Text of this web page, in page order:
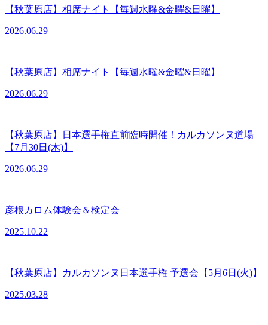
【秋葉原店】相席ナイト【毎週水曜&金曜&日曜】
2026.06.29
【秋葉原店】相席ナイト【毎週水曜&金曜&日曜】
2026.06.29
【秋葉原店】日本選手権直前臨時開催！カルカソンヌ道場
【7月30日(木)】
2026.06.29
彦根カロム体験会＆検定会
2025.10.22
【秋葉原店】カルカソンヌ日本選手権 予選会【5月6日(火)】
2025.03.28